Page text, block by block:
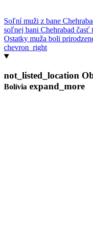
Soľní muži z bane
soľnej bani Chehrabad časť
Ostatky muža boli
chevron_right
not_listed_location
Bolívia expand_more